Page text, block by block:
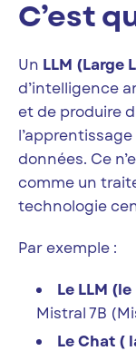
C’est
Un LLM (Large
d’intelligence
et de produire
données. Ce
comme un
technologie
Par exemple :
Le LLM
Mistral 7B
Le Chat (